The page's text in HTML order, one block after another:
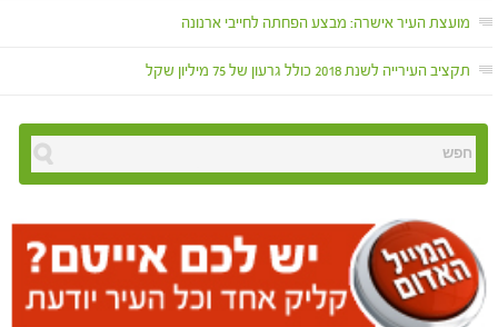
מועצת העיר אישרה: מבצע הפחתה לחייבי ארנונה
תקציב העירייה לשנת 2018 כולל גרעון של 75 מיליון שקל